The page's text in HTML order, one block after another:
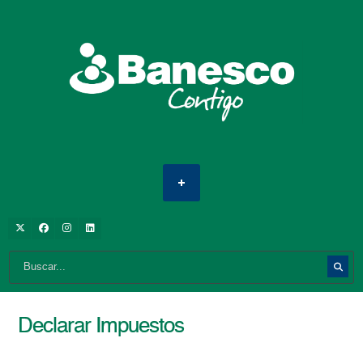
Declarar Impuestos